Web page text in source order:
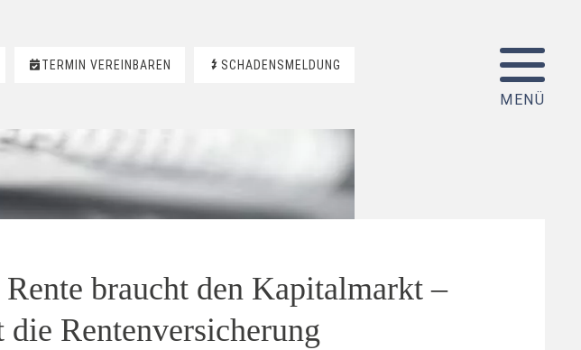
TERMIN VEREINBAREN SCHADENSMELDUNG
braucht den Kapitalmarkt –
die Rentenversicherung